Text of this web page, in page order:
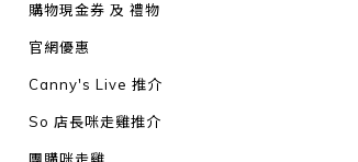
購物現金券 及 禮物
官網優惠
Canny's Live 推介
So 店長咪走雞推介